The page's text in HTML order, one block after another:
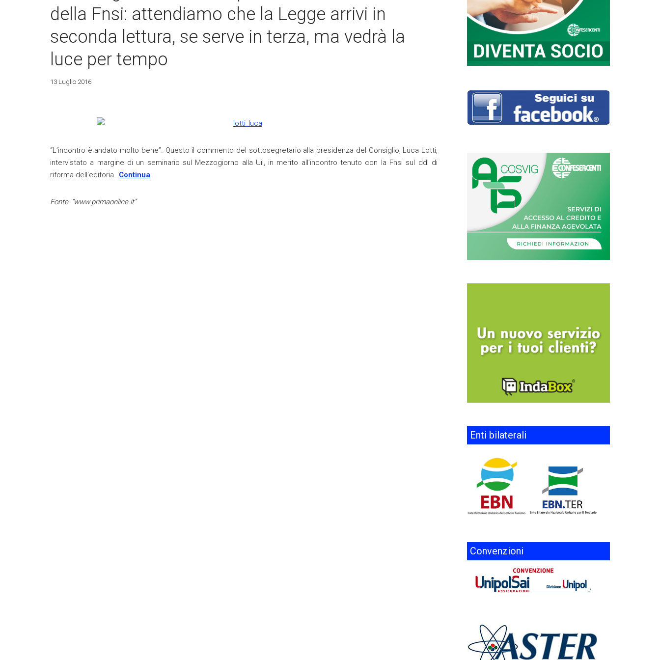
della Fnsi: attendiamo che la Legge arrivi in
seconda lettura, se serve in terza, ma vedrà la
luce per tempo
13 Luglio 2016
“L’incontro è andato molto bene”. Questo il commento del sottosegretario alla presidenza del Consiglio, Luca Lotti,
intervistato a margine di un seminario sul Mezzogiorno alla Uil, in merito all’incontro tenuto con la Fnsi sul ddl di
riforma dell’editoria…Continua
Fonte: “www.primaonline.it”
Enti bilaterali
Convenzioni